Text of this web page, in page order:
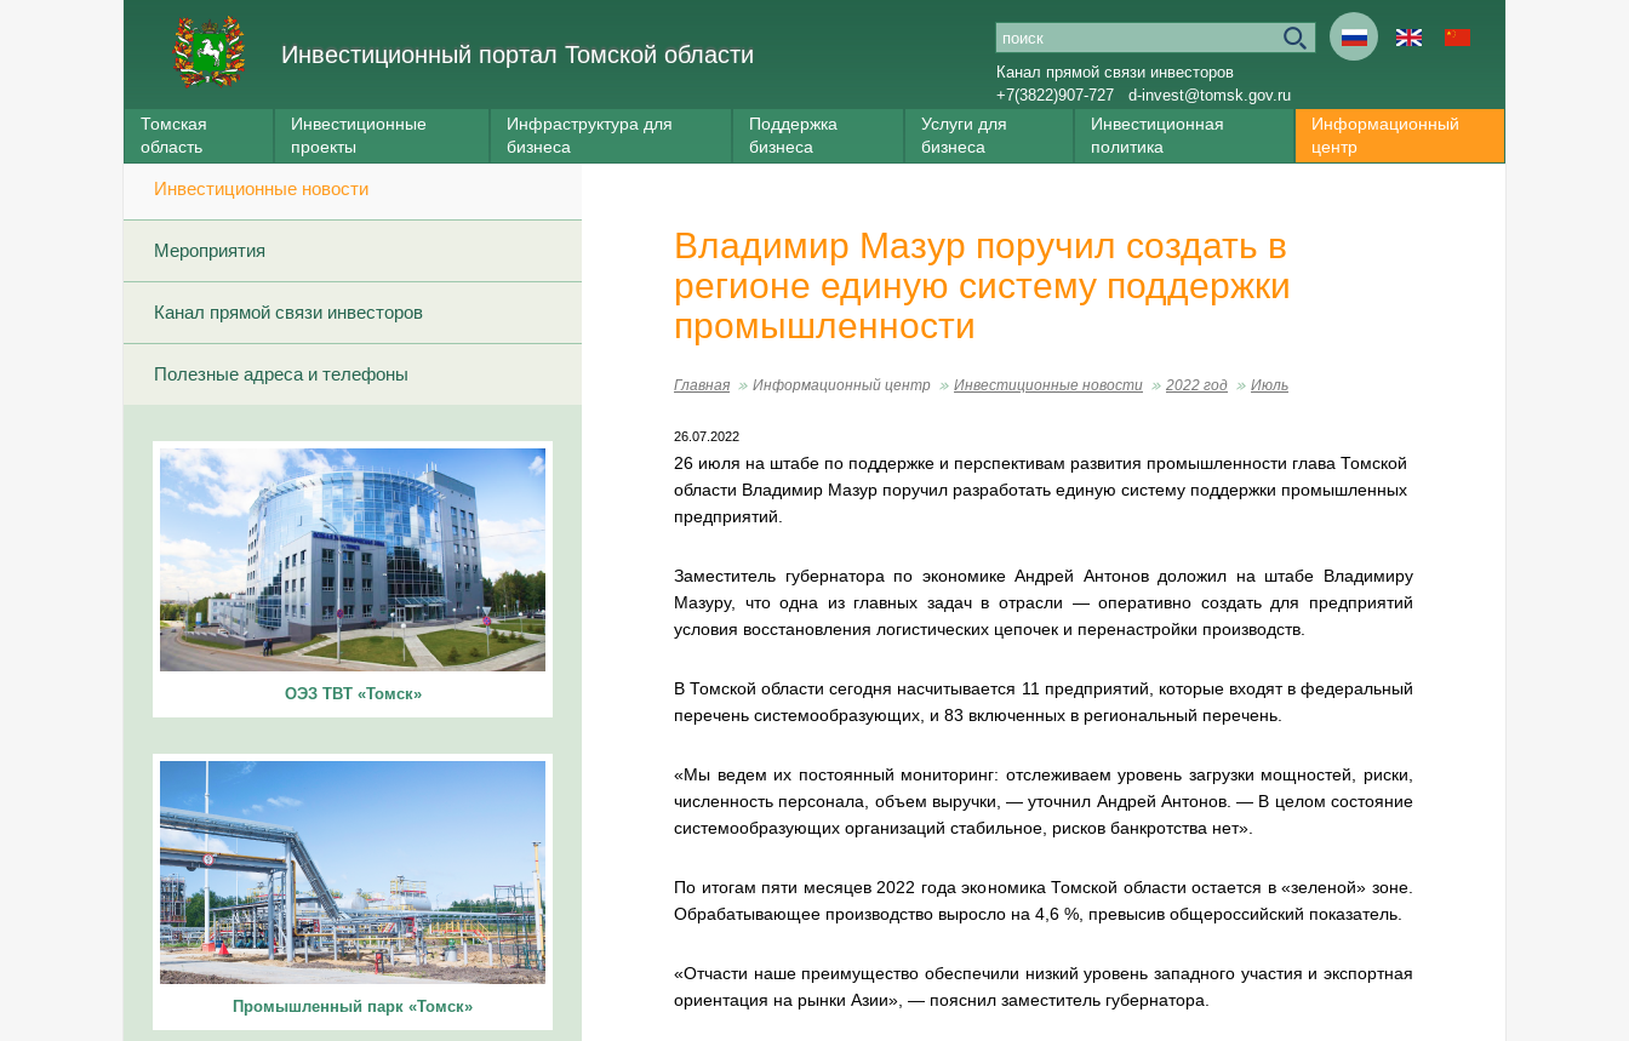
Инвестиционный портал Томской области
Канал прямой связи инвесторов
+7(3822)907-727
d-invest@tomsk.gov.ru
Томская
область
Инвестиционные
проекты
Инфраструктура для
бизнеса
Поддержка
бизнеса
Услуги для
бизнеса
Инвестиционная
политика
Информационный
центр
Инвестиционные новости
Мероприятия
Канал прямой связи инвесторов
Полезные адреса и телефоны
ОЭЗ ТВТ «Томск»
Промышленный парк «Томск»
Владимир Мазур поручил создать в
регионе единую систему поддержки
промышленности
Главная Информационный центр Инвестиционные новости 2022 год Июль
26.07.2022
26 июля на штабе по поддержке и перспективам развития промышленности глава Томской
области Владимир Мазур поручил разработать единую систему поддержки промышленных
предприятий.
Заместитель губернатора по экономике Андрей Антонов доложил на штабе Владимиру
Мазуру, что одна из главных задач в отрасли — оперативно создать для предприятий
условия восстановления логистических цепочек и перенастройки производств.
В Томской области сегодня насчитывается 11 предприятий, которые входят в федеральный
перечень системообразующих, и 83 включенных в региональный перечень.
«Мы ведем их постоянный мониторинг: отслеживаем уровень загрузки мощностей, риски,
численность персонала, объем выручки, — уточнил Андрей Антонов. — В целом состояние
системообразующих организаций стабильное, рисков банкротства нет».
По итогам пяти месяцев 2022 года экономика Томской области остается в «зеленой» зоне.
Обрабатывающее производство выросло на 4,6 %, превысив общероссийский показатель.
«Отчасти наше преимущество обеспечили низкий уровень западного участия и экспортная
ориентация на рынки Азии», — пояснил заместитель губернатора.